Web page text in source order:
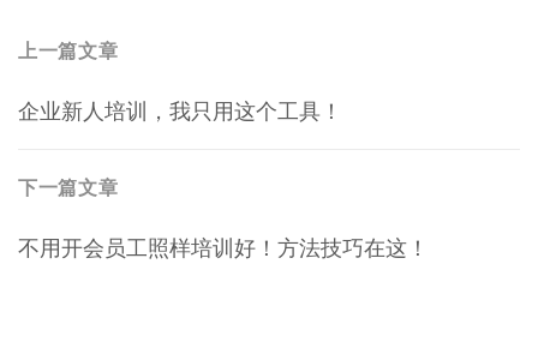
文
章
航
上一篇文章
一
文
企业新人培训，我只用这个工具！
下一篇文章
一
不用开会员工照样培训好！方法技巧在这！